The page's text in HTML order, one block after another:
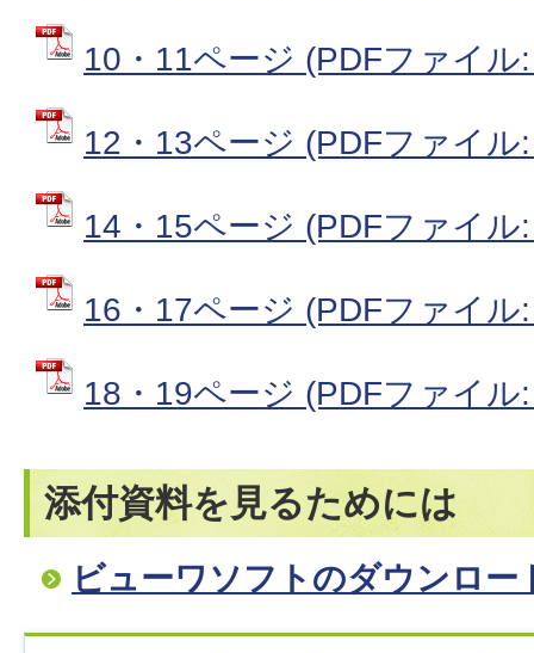
10・11ページ (PDFファイル
12・13ページ (PDFファイル
14・15ページ (PDFファイル
16・17ページ (PDFファイル
18・19ページ (PDFファイル
添付資料を見るためには
ビューワソフトのダウンロー